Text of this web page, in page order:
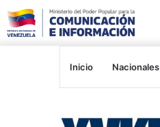
Inicio Nacionales